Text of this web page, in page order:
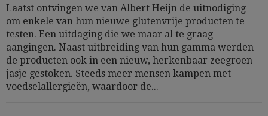
Laatst ontvingen we van Albert Heijn de uitnodiging
om enkele van hun nieuwe glutenvrije producten te
testen. Een uitdaging die we maar al te graag
aangingen. Naast uitbreiding van hun gamma werden
de producten ook in een nieuw, herkenbaar zeegroen
jasje gestoken. Steeds meer mensen kampen met
voedselallergieën, waardoor de...